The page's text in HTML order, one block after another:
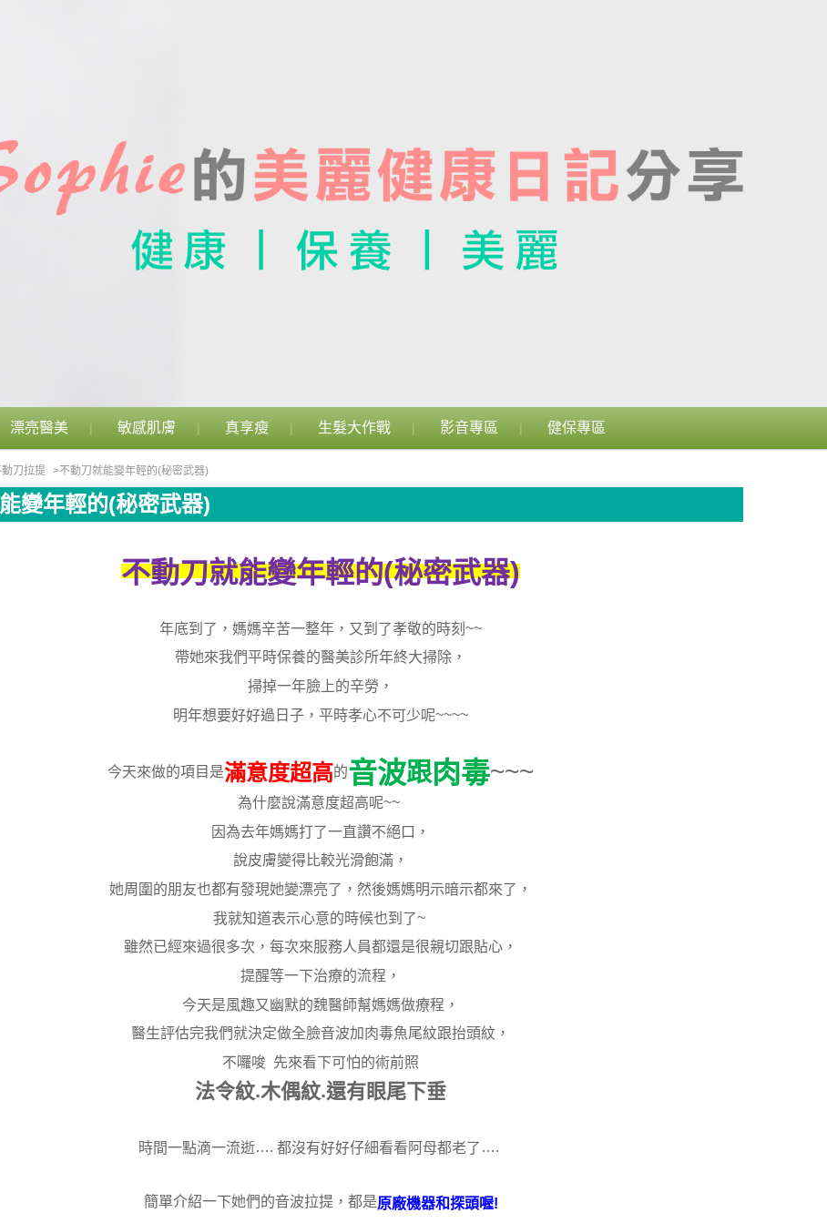
漂亮醫美 敏感肌膚 真享瘦 生髮大作戰 影音專區 健保專區
動刀拉提 不動刀就能變年輕的(秘密武器)
變年輕的(秘密武器)
不動刀就能變年輕的(秘密武器)
年底到了，媽媽辛苦一整年，又到了孝敬的時刻 ~~
帶她來我們平時保養的醫美診所年終大掃除，
掃掉一年臉上的辛勞，
明年想要好好過日子，平時孝心不可少呢~~~~
今天來做的項目是滿意度超高的音波跟肉毒~~~
為什麼說滿意度超高呢~~
因為去年媽媽打了一直讚不絕口，
說皮膚變得比較光滑飽滿，
她周圍的朋友也都有發現她變漂亮了，然後媽媽明示暗示都來了，
我就知道表示心意的時候也到了~
雖然已經來過很多次，每次來服務人員都還是很親切跟貼心，
提醒等一下治療的流程，
今天是風趣又幽默的魏醫師幫媽媽做療程，
醫生評估完我們就決定做全臉音波加肉毒魚尾紋跟抬頭紋，
不囉唆 先來看下可怕的術前照
法令紋.木偶紋.還有眼尾下垂
時間一點滴一流逝…. 都沒有好好仔細看看阿母都老了 ….
簡單介紹一下她們的音波拉提，都是原廠機器和探頭喔!